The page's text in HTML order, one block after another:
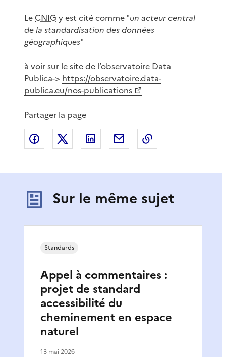
Le CNIG y est cité comme "un acteur central
de la standardisation des données
géographiques"
à voir sur le site de l’observatoire Data
Publica-> https://observatoire.data-
publica.eu/nos-publications
Partager la page
Partager sur Facebook
Partager sur XPartager sur LinkedIn
Partager par email
Sur le même sujet
Appel à commentaires :
projet de standard
accessibilité du
cheminement en espace
naturel
Standards
13 mai 2026